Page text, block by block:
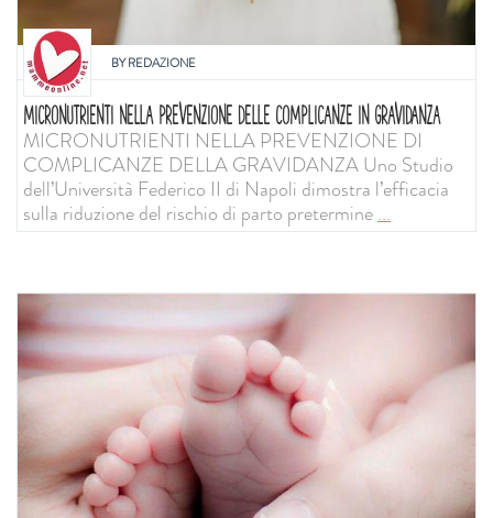
BYREDAZIONE
MICRONUTRIENTI NELLA PREVENZIONE DELLE COMPLICANZE IN GRAVIDANZA
MICRONUTRIENTI NELLA PREVENZIONE DI
COMPLICANZE DELLA GRAVIDANZA Uno Studio
dell’Università Federico II di Napoli dimostra l’efficacia
sulla riduzione del rischio di parto pretermine...